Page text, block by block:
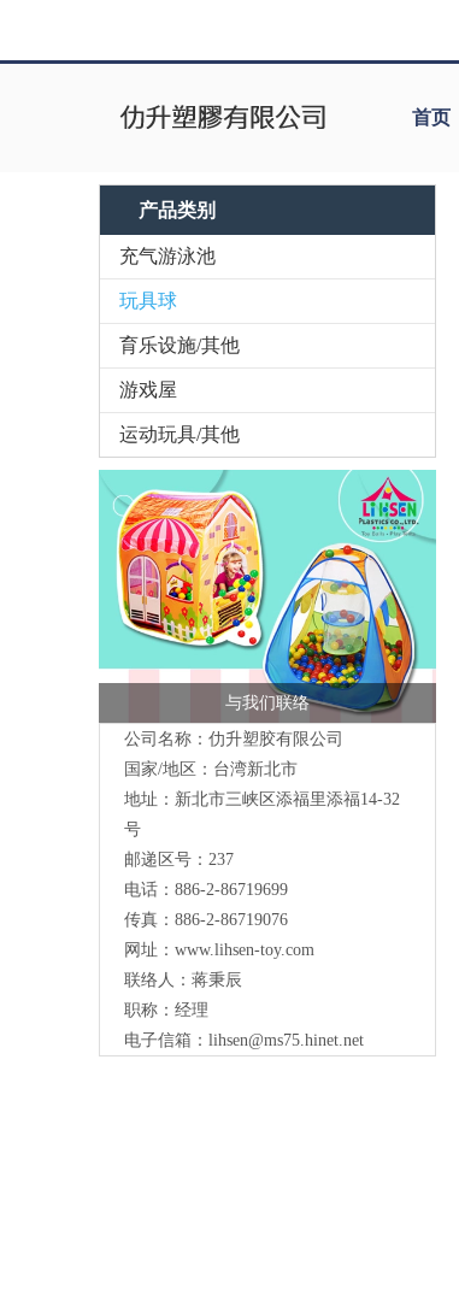
首页
产品类别
充气游泳池
玩具球
育乐设施/其他
游戏屋
运动玩具/其他
与我们联络
公司名称：仂升塑胶有限公司
国家/地区：台湾新北市
地址：新北市三峡区添福里添福14-32
号
邮递区号：237
电话：886-2-86719699
传真：886-2-86719076
网址： www.lihsen-toy.com
联络人：蒋秉辰
职称：经理
电子信箱： lihsen@ms75.hinet.net